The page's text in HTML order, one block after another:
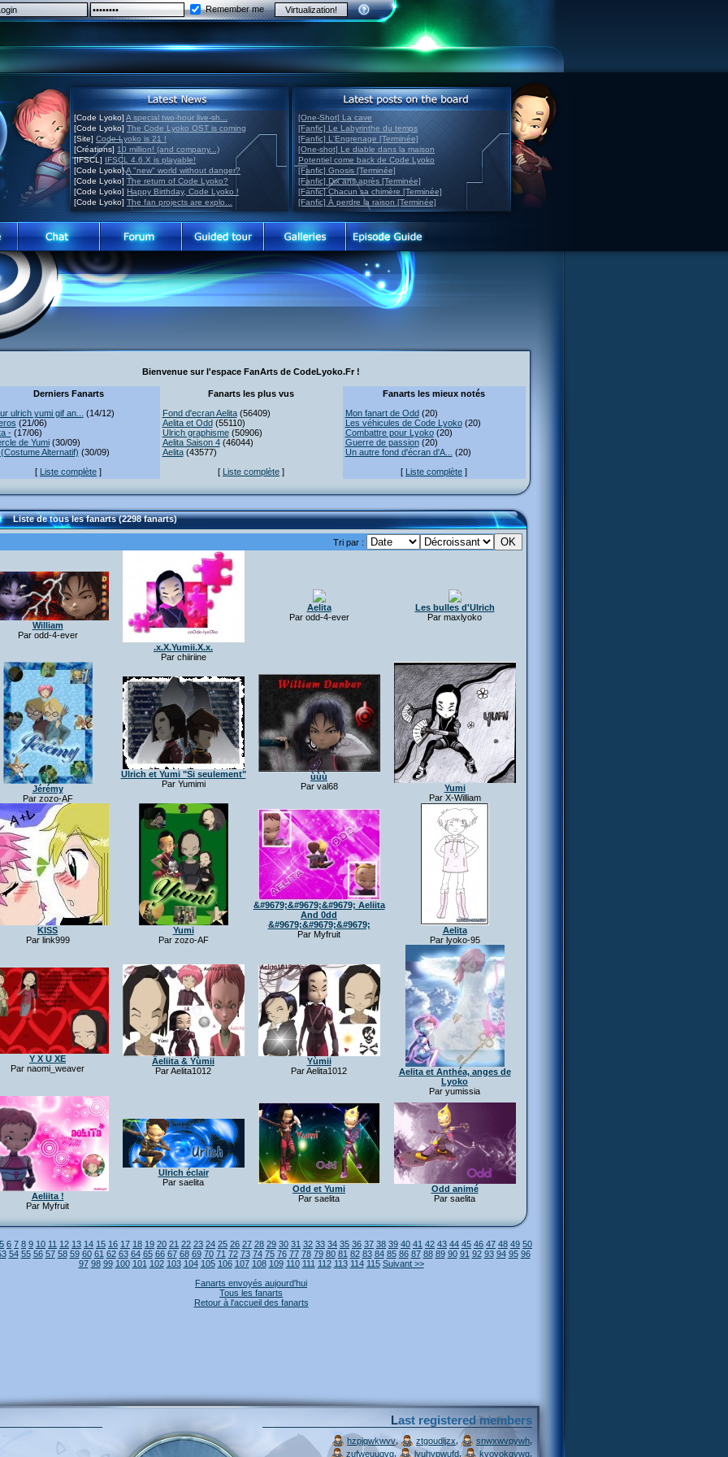
Remember me
[Code Lyoko] A special two-hour live-sh...
[Code Lyoko] The Code Lyoko OST is coming
[Site] Code Lyoko is 21 !
[Créations] 10 million! (and company...)
[IFSCL] IFSCL 4.6.X is playable!
[Code Lyoko]A "new" world without danger?
[Code Lyoko] The return of Code Lyoko?
[Code Lyoko] Happy Birthday, Code Lyoko !
[Code Lyoko] The fan projects are explo...
[One-Shot] La cave
[Fanfic] Le Labyrinthe du temps
[Fanfic] L'Engrenage [Terminée]
[One-shot] Le diable dans la maison
Potentiel come back de Code Lyoko
[Fanfic] Gnosis [Terminée]
[Fanfic] Dix ans après [Terminée]
[Fanfic] Chacun sa chimère [Terminée]
[Fanfic] À perdre la raison [Terminée]
Bienvenue sur l'espace FanArts de CodeLyoko.Fr !
Derniers Fanarts
ulrich yumi gif an...
(14/12)
(21/06)
-(17/06)
de Yumi(30/09)
Alternatif) (30/09)
[ Liste complète ]
Fanarts les plus vus
Fond d'ecran Aelita(56409)
Aelita et Odd(55110)
Ulrich graphisme(50906)
Aelita Saison 4(46044)
Aelita(43577)
[ Liste complète ]
Fanarts les mieux notés
Mon fanart de Odd(20)
Les véhicules de Code Lyoko(20)
Combattre pour Lyoko(20)
Guerre de passion(20)
Un autre fond d'écran d'A...
(20)
[ Liste complète ]
Liste de tous les fanarts (2298 fanarts)
Tri par :
William
Par odd-4-ever
.x.X.Yumii.X.x.
Par chiiriine
Aelita
Par odd-4-ever
Les bulles d'Ulrich
Par maxlyoko
Jérémy
Par zozo-AF
Ulrich et Yumi "Si seulement"
Par Yumimi
ùùù
Par val68
Yumi
Par X-William
KISS
Par link999
Yumi
Par zozo-AF
&#9679;&#9679;&#9679; Aeliita
And 0dd
&#9679;&#9679;&#9679;
Par Myfruit
Aelita
Par lyoko-95
Y X U XE
Par naomi_weaver
Äeliita & Yùmii
Par Aelita1012
Yùmii
Par Aelita1012
Aelita et Anthéa, anges de
Lyoko
Par yumissia
Aeliita !
Par Myfruit
Ulrich éclair
Par saelita
Odd et Yumi
Par saelita
Odd animé
Par saelita
5 6 7 8 9 10 11 12 13 14 15 16 17 18 19 20 21 22 23 24 25 26 27 28 29 30 31 32 33 34 35 36 37 38 39 40 41 42 43 44 45 46 47 48 49 50
54 55 56 57 58 59 60 61 62 63 64 65 66 67 68 69 70 71 72 73 74 75 76 77 78 79 80 81 82 83 84 85 86 87 88 89 90 91 92 93 94 95 96
97 98 99 100 101 102 103 104 105 106 107 108 109 110 111 112 113 114 115 Suivant >>
Fanarts envoyés aujourd'hui
Tous les fanarts
Retour à l'accueil des fanarts
Last registered members
hzpjqwkwvv, ztgoudljzx , snwxwvpywh
zufweuuqvg
lyuhypwufd , kvovokqvwq